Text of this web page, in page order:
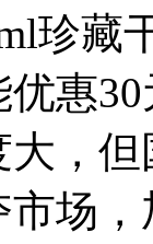
珍藏
惠
，
场